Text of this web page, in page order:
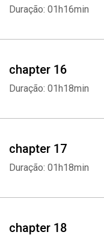
Duração: 01h16min
chapter 16
Duração: 01h18min
chapter 17
Duração: 01h18min
chapter 18